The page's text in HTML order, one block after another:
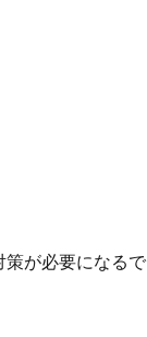
策が必要になるで